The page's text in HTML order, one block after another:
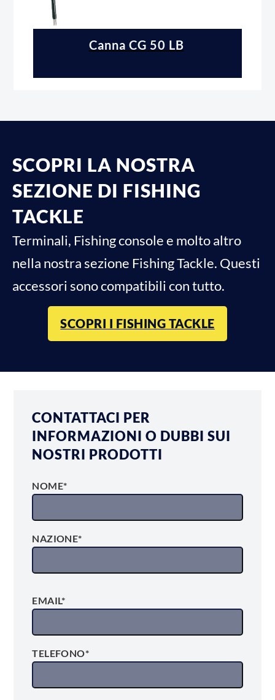
Canna CG 50 LB
SCOPRI LA NOSTRA
SEZIONE DI FISHING
TACKLE
Terminali, Fishing console e molto altro
nella nostra sezione Fishing Tackle. Questi
accessori sono compatibili con tutto.
SCOPRI I FISHING TACKLE
CONTATTACI PER
INFORMAZIONI O DUBBI SUI
NOSTRI PRODOTTI
NOME*
NAZIONE*
EMAIL*
TELEFONO*